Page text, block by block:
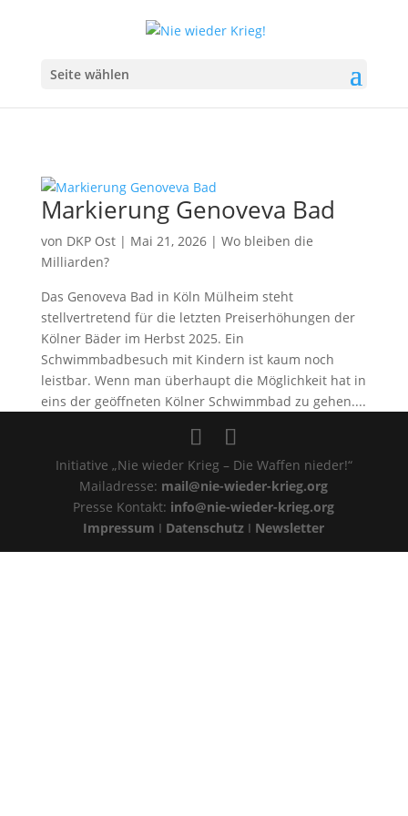
Seite wählen
Markierung Genoveva Bad
von DKP Ost| Mai 21, 2026| Wo bleiben die
Milliarden?
Das Genoveva Bad in Köln Mülheim steht
stellvertretend für die letzten Preiserhöhungen der
Kölner Bäder im Herbst 2025. Ein
Schwimmbadbesuch mit Kindern ist kaum noch
leistbar. Wenn man überhaupt die Möglichkeit hat in
eins der geöffneten Kölner Schwimmbad zu gehen....
Initiative „Nie wieder Krieg – Die Waffen nieder!“
Mailadresse: mail@nie-wieder-krieg.org
Presse Kontakt: info@nie-wieder-krieg.org
Impressum I Datenschutz I Newsletter